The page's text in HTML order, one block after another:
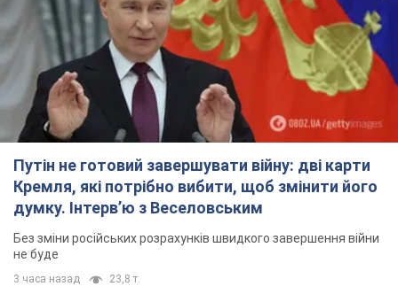
Путін не готовий завершувати війну: дві карти
Кремля, які потрібно вибити, щоб змінити його
думку. Інтерв’ю з Веселовським
Без зміни російських розрахунків швидкого завершення війни
не буде
3 часа назад 23,8 т.